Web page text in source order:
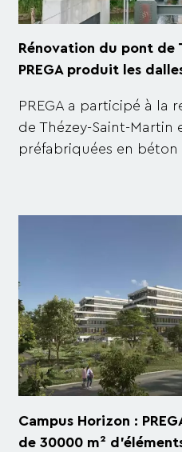
Rénovation du pont de
PREGA produit les
PREGA a participé à la
de Thézey-Saint-Martin
préfabriquées en
Campus Horizon :
de 30000 m²